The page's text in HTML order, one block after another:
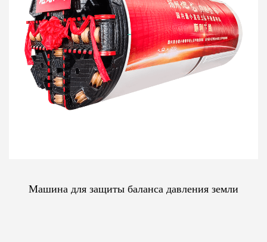
Машина для защиты баланса давления земли